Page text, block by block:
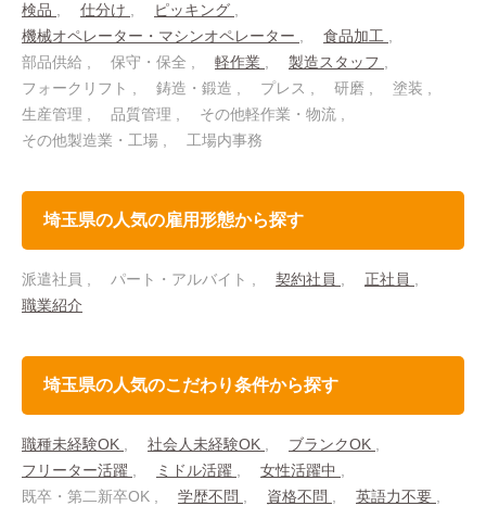
検品
仕分け
ピッキング
機械オペレーター・マシンオペレーター
食品加工
部品供給
保守・保全 軽作業
製造スタッフ
フォークリフト
鋳造・鍛造 プレス 研磨
塗装
生産管理
品質管理
その他軽作業・物流
その他製造業・工場
工場内事務
埼玉県の人気の雇用形態から探す
派遣社員 パート・アルバイト 契約社員
正社員
職業紹介
埼玉県の人気のこだわり条件から探す
職種未経験OK 社会人未経験OK
ブランクOK
フリーター活躍
ミドル活躍
女性活躍中
既卒・第二新卒OK
学歴不問 資格不問
英語力不要